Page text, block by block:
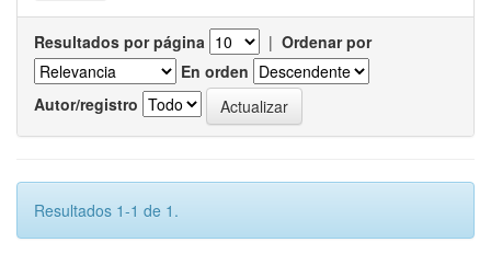
Resultados por página | Ordenar por
En orden
Autor/registro
Resultados 1-1 de 1.